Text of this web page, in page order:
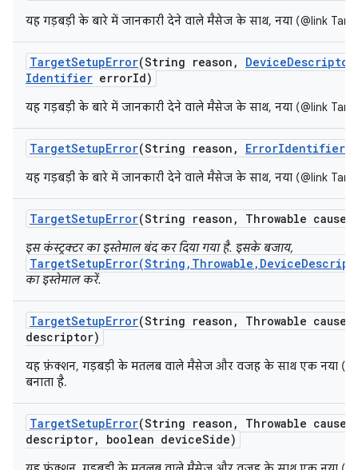
यह गड़बड़ी के बारे में जानकारी देने वाले मैसेज के साथ, नया (@link
TargetSetupError(String reason , DeviceDescriptor
Identifier errorId)
यह गड़बड़ी के बारे में जानकारी देने वाले मैसेज के साथ, नया (@link
TargetSetupError(String reason , ErrorIdentifier
यह गड़बड़ी के बारे में जानकारी देने वाले मैसेज के साथ, नया (@link
TargetSetupError(String reason , Throwable cause)
इस कंस्ट्रक्टर का इस्तेमाल बंद कर दिया गया है. इसके बजाय,
का इस्तेमाल करें.
TargetSetupError(String reason , Throwable cause
descriptor)
यह फ़ंक्शन, गड़बड़ी के मतलब वाले मैसेज और वजह के साथ एक नया
बनाता है.
TargetSetupError(String reason , Throwable cause
descriptor, boolean deviceSide)